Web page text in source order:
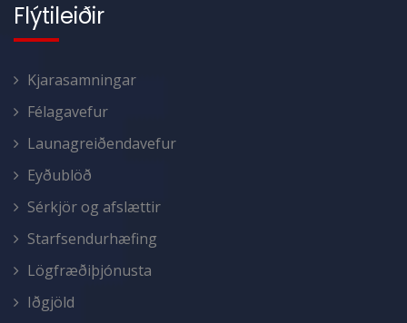
Flýtileiðir
Kjarasamningar
Félagavefur
Launagreiðendavefur
Eyðublöð
Sérkjör og afslættir
Starfsendurhæfing
Lögfræðiþjónusta
Iðgjöld